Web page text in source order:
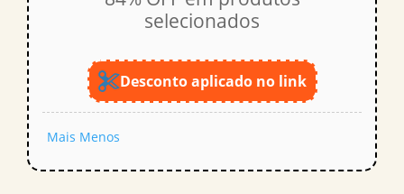
selecionados
Desconto aplicado no link
Mais Menos